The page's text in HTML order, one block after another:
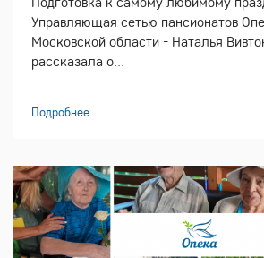
Управляющая сетью пансионатов
Московской области - Наталья
рассказала о...
Подробнее ...